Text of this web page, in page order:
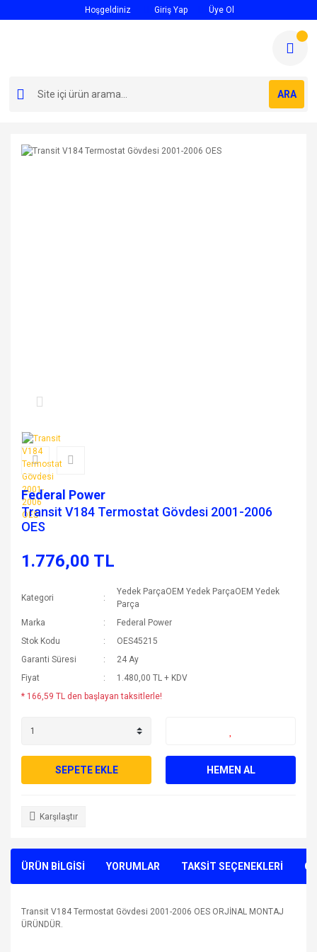
Hoşgeldiniz Giriş Yap Üye Ol
ARA
Federal Power
Transit V184 Termostat Gövdesi 2001-2006
OES
1.776,00 TL
Kategori
Yedek ParçaOEM Yedek ParçaOEM Yedek
Parça
Marka
Federal Power
Stok Kodu
OES45215
Garanti Süresi
24 Ay
Fiyat
1.480,00 TL + KDV
* 166,59 TL den başlayan taksitlerle!
SEPETE EKLE HEMEN AL
Karşılaştır
ÜRÜN BİLGİSİ YORUMLAR TAKSİT SEÇENEKLERİ
Transit V184 Termostat Gövdesi 2001-2006 OES ORJİNAL MONTAJ
ÜRÜNDÜR.